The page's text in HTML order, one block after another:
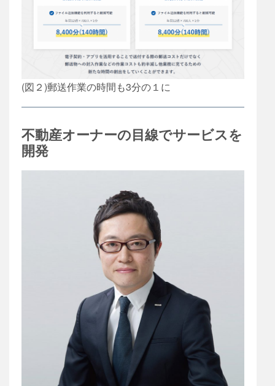
(図２)郵送作業の時間も3分の１に
不動産オーナーの目線でサービスを
開発